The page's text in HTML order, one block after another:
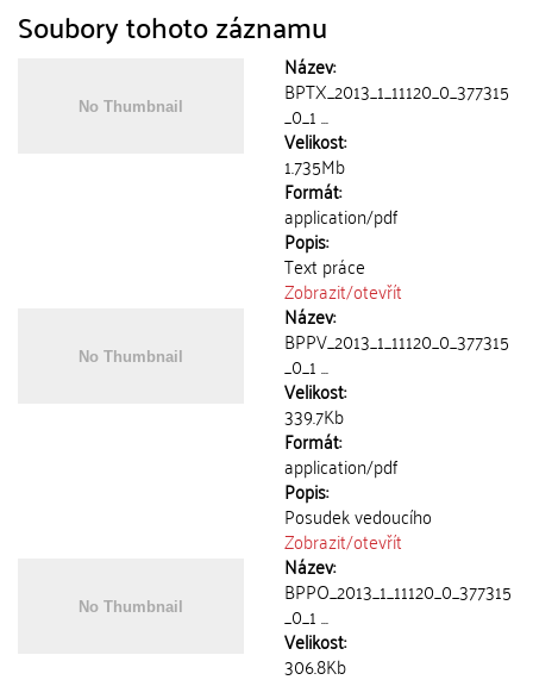
Soubory tohoto záznamu
Název:
BPTX_2013_1_11120_0_377315
_0_1 ...
Velikost:
1.735Mb
Formát:
application/pdf
Popis:
Text práce
Zobrazit/otevřít
Název:
BPPV_2013_1_11120_0_377315
_0_1 ...
Velikost:
339.7Kb
Formát:
application/pdf
Popis:
Posudek vedoucího
Zobrazit/otevřít
Název:
BPPO_2013_1_11120_0_377315
_0_1 ...
Velikost:
306.8Kb